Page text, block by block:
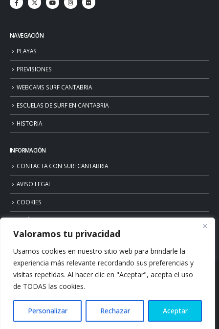
Valoramos tu privacidad
Usamos cookies en nuestro sitio web para brindarle la
experiencia más relevante recordando sus preferencias y
visitas repetidas. Al hacer clic en "Aceptar", acepta el uso
de TODAS las cookies.
Personalizar Rechazar Aceptar
NAVEGACIÓN
PLAYAS
PREVISIONES
WEBCAMS SURF CANTABRIA
ESCUELAS DE SURF EN CANTABRIA
HISTORIA
INFORMACIÓN
CONTACTA CON SURFCANTABRIA
AVISO LEGAL
COOKIES
POLÍTICA DE PRIVACIDAD
© Copyright 2026. Surfcantabria.com. All Rights Reserved.